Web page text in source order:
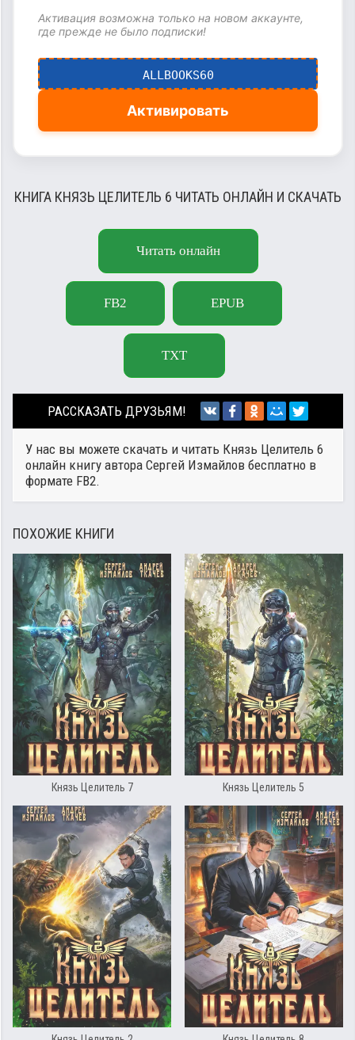
Активация возможна только на новом аккаунте,
где прежде не было подписки!
ALLBOOKS60
Активировать
КНИГА КНЯЗЬ ЦЕЛИТЕЛЬ 6 ЧИТАТЬ ОНЛАЙН И СКАЧАТЬ
Читать онлайн
FB2 EPUB
TXT
РАССКАЗАТЬ ДРУЗЬЯМ!
У нас вы можете скачать и читать Князь Целитель 6
онлайн книгу автора Сергей Измайлов бесплатно в
формате FB2.
ПОХОЖИЕ КНИГИ
Князь Целитель 7 Князь Целитель 5